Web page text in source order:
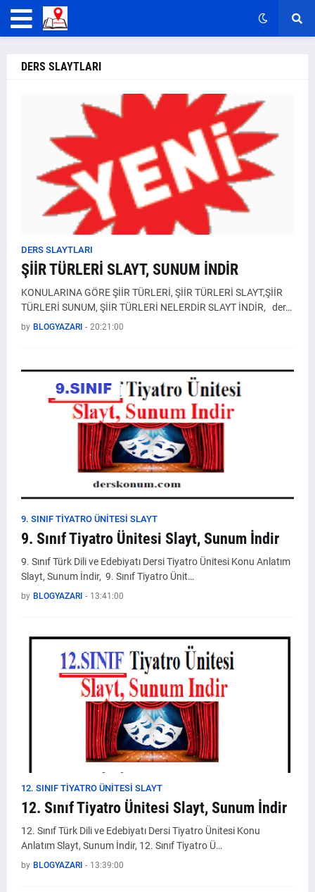
DERS SLAYTLARI
DERS SLAYTLARI
ŞİİR TÜRLERİ SLAYT, SUNUM İNDİR
KONULARINA GÖRE ŞİİR TÜRLERİ, ŞİİR TÜRLERİ SLAYT,ŞİİR
TÜRLERİ SUNUM, ŞİİR TÜRLERİ NELERDİR SLAYT İNDİR, der…
by BLOGYAZARI - 20:21:00
9. SINIF TIYATRO ÜNITESI SLAYT
9. Sınıf Tiyatro Ünitesi Slayt, Sunum İndir
9. Sınıf Türk Dili ve Edebiyatı Dersi Tiyatro Ünitesi Konu Anlatım
Slayt, Sunum İndir, 9. Sınıf Tiyatro Ünit…
by BLOGYAZARI - 13:41:00
12. SINIF TIYATRO ÜNITESI SLAYT
12. Sınıf Tiyatro Ünitesi Slayt, Sunum İndir
12. Sınıf Türk Dili ve Edebiyatı Dersi Tiyatro Ünitesi Konu
Anlatım Slayt, Sunum İndir, 12. Sınıf Tiyatro Ü…
by BLOGYAZARI - 13:39:00